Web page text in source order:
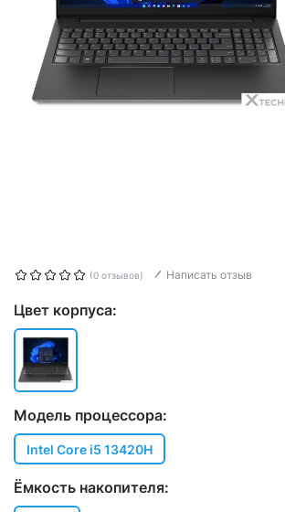
(0 отзывов) Написать отзыв
Цвет корпуса:
Модель процессора:
Intel Core i5 13420H
Ёмкость накопителя: